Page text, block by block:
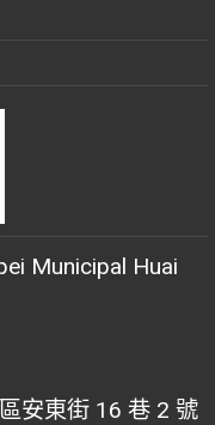
Municipal Huai
安東街 16 巷 2 號